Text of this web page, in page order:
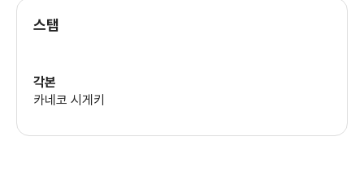
스탭
각본
카네코 시게키